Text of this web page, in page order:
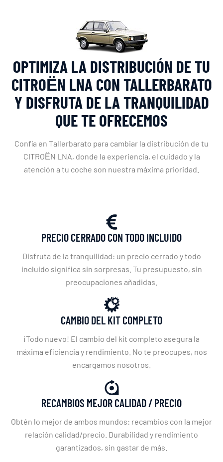
OPTIMIZA LA DISTRIBUCIÓN DE TU
CITROЁN LNA CON TALLERBARATO
Y DISFRUTA DE LA TRANQUILIDAD
QUE TE OFRECEMOS
Confía en Tallerbarato para cambiar la distribución de tu
CITROЁN LNA, donde la experiencia, el cuidado y la
atención a tu coche son nuestra máxima prioridad.
PRECIO CERRADO CON TODO INCLUIDO
Disfruta de la tranquilidad: un precio cerrado y todo
incluido significa sin sorpresas. Tu presupuesto, sin
preocupaciones añadidas.
CAMBIO DEL KIT COMPLETO
¡Todo nuevo! El cambio del kit completo asegura la
máxima eficiencia y rendimiento. No te preocupes, nos
encargamos nosotros.
RECAMBIOS MEJOR CALIDAD / PRECIO
Obtén lo mejor de ambos mundos: recambios con la mejor
relación calidad/precio. Durabilidad y rendimiento
garantizados, sin gastar de más.